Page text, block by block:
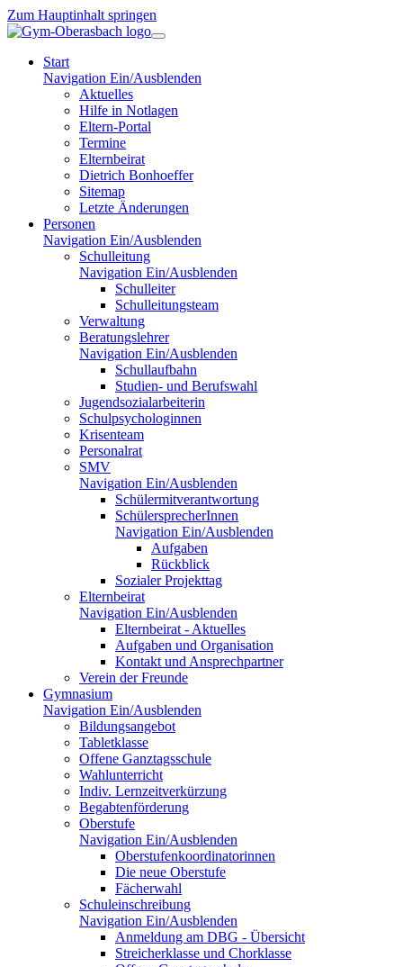
Zum Hauptinhalt springen
Start
Navigation Ein/Ausblenden
Aktuelles
Hilfe in Notlagen
Eltern-Portal
Termine
Elternbeirat
Dietrich Bonhoeffer
Sitemap
Letzte Änderungen
Personen
Navigation Ein/Ausblenden
Schulleitung
Navigation Ein/Ausblenden
Schulleiter
Schulleitungsteam
Verwaltung
Beratungslehrer
Navigation Ein/Ausblenden
Schullaufbahn
Studien- und Berufswahl
Jugendsozialarbeiterin
Schulpsychologinnen
Krisenteam
Personalrat
SMV
Navigation Ein/Ausblenden
Schülermitverantwortung
SchülersprecherInnen
Navigation Ein/Ausblenden
Aufgaben
Rückblick
Sozialer Projekttag
Elternbeirat
Navigation Ein/Ausblenden
Elternbeirat - Aktuelles
Aufgaben und Organisation
Kontakt und Ansprechpartner
Verein der Freunde
Gymnasium
Navigation Ein/Ausblenden
Bildungsangebot
Tabletklasse
Offene Ganztagsschule
Wahlunterricht
Indiv. Lernzeitverkürzung
Begabtenförderung
Oberstufe
Navigation Ein/Ausblenden
Oberstufenkoordinatorinnen
Die neue Oberstufe
Fächerwahl
Schuleinschreibung
Navigation Ein/Ausblenden
Anmeldung am DBG - Übersicht
Streicherklasse und Chorklasse